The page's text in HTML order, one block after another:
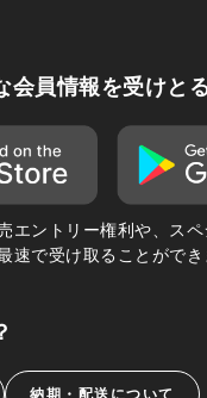
会員情報を受けと
エントリー権利や、ス
速で受け取ることができ
納期・配送について